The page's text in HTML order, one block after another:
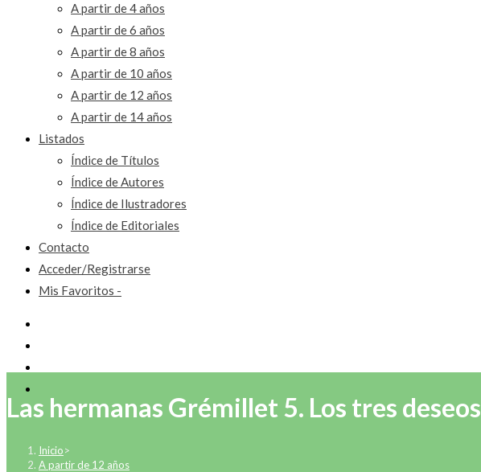
A partir de 4 años
A partir de 6 años
A partir de 8 años
A partir de 10 años
A partir de 12 años
A partir de 14 años
Listados
Índice de Títulos
Índice de Autores
Índice de Ilustradores
Índice de Editoriales
Contacto
Acceder/Registrarse
Mis Favoritos -
Las hermanas Grémillet 5. Los tres deseos
Inicio>
A partir de 12 años